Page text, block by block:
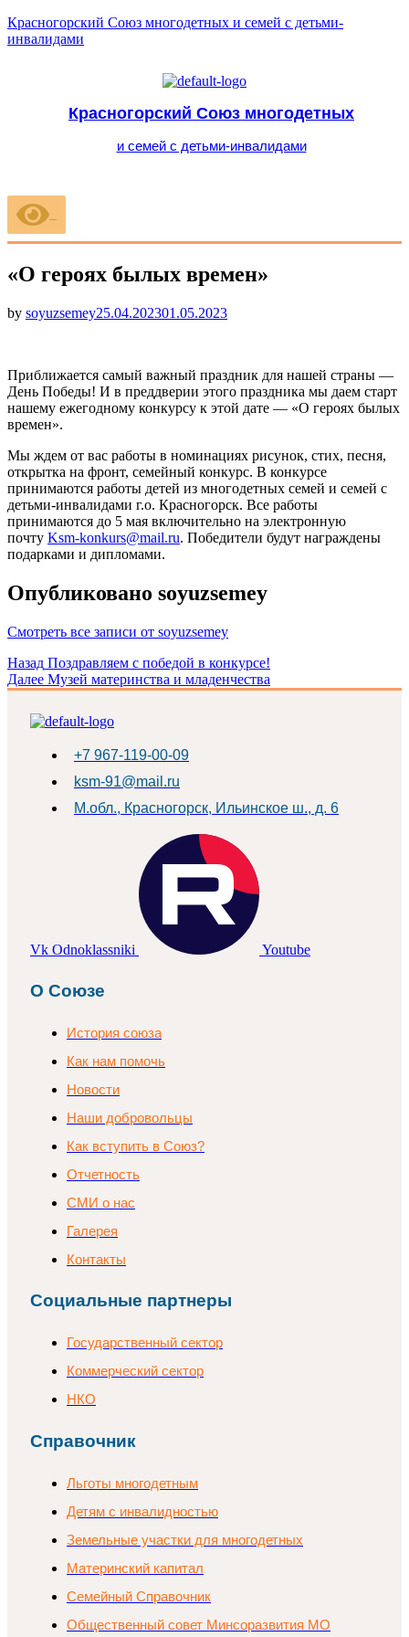
Красногорский Союз многодетных и семей с детьми-
инвалидами
Красногорский Союз многодетных
и семей с детьми-инвалидами
«О героях былых времен»
by soyuzsemeyОпубликовано
25.04.202301.05.2023
Приближается самый важный праздник для нашей страны —
День Победы! И в преддверии этого праздника мы даем старт
нашему ежегодному конкурсу к этой дате — «О героях былых
времен».
Мы ждем от вас работы в номинациях рисунок, стих, песня,
открытка на фронт, семейный конкурс. В конкурсе
принимаются работы детей из многодетных семей и семей с
детьми-инвалидами г.о. Красногорск. Все работы
принимаются до 5 мая включительно на электронную
почту Ksm-konkurs@mail.ru. Победители будут награждены
подарками и дипломами.
Опубликовано soyuzsemey
Смотреть все записи от soyuzsemey
Навигация
по
записям
Назад Поздравляем с победой в конкурсе!
Далее Музей материнства и младенчества
+7 967-119-00-09
ksm-91@mail.ru
М.обл., Красногорск, Ильинское ш., д. 6
Vk Odnoklassniki Youtube
О Союзе
История союза
Как нам помочь
Новости
Наши добровольцы
Как вступить в Союз?
Отчетность
СМИ о нас
Галерея
Контакты
Социальные партнеры
Государственный сектор
Коммерческий сектор
НКО
Справочник
Льготы многодетным
Детям с инвалидностью
Земельные участки для многодетных
Материнский капитал
Семейный Справочник
Общественный совет Минсоразвития МО